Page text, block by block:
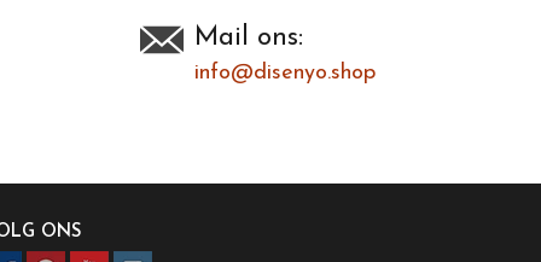
Mail ons:
info@disenyo.shop
ONS